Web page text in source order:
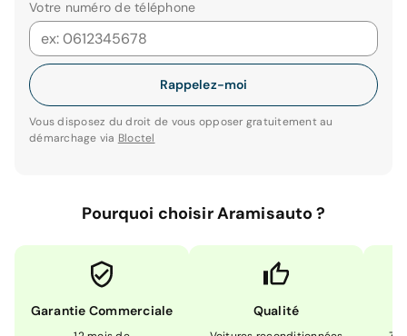
Votre numéro de téléphone
Rappelez-moi
Vous disposez du droit de vous opposer gratuitement au
démarchage via Bloctel
Pourquoi choisir Aramisauto ?
Garantie Commerciale Qualité